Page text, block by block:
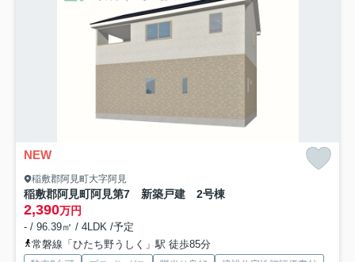
NEW
稲敷郡阿見町大字阿見
稲敷郡阿見町阿見第7 新築戸建 2号棟
2,390万円
- / 96.39㎡ / 4LDK /予定
常磐線「ひたち野うしく」駅 徒歩85分